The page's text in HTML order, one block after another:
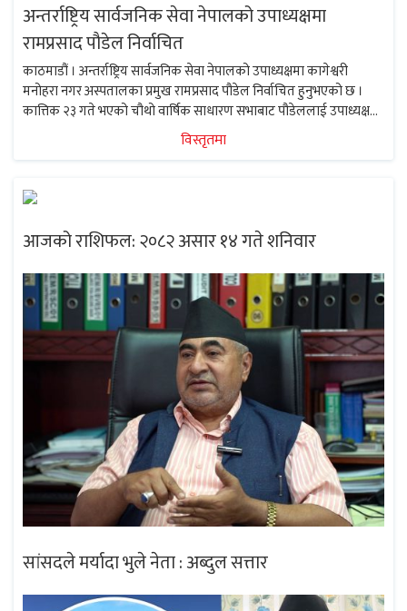
अन्तर्राष्ट्रिय सार्वजनिक सेवा नेपालको उपाध्यक्षमा
रामप्रसाद पौडेल निर्वाचित
काठमाडौं । अन्तर्राष्ट्रिय सार्वजनिक सेवा नेपालको उपाध्यक्षमा कागेश्वरी
मनोहरा नगर अस्पतालका प्रमुख रामप्रसाद पौडेल निर्वाचित हुनुभएको छ ।
कात्तिक २३ गते भएको चौथो वार्षिक साधारण सभाबाट पौडेललाई उपाध्यक्षमा
नियुक्त गरिएको हो । अन्तर्राष्ट्रिय सार्वजनिक सेवा १६२ देशका सार्वजनिक
निकायमा कार्यरत कर्मचारीको साझा...विस्तृतमा
आजको राशिफल: २०८२ असार १४ गते शनिवार
सांसदले मर्यादा भुले नेता : अब्दुल सत्तार